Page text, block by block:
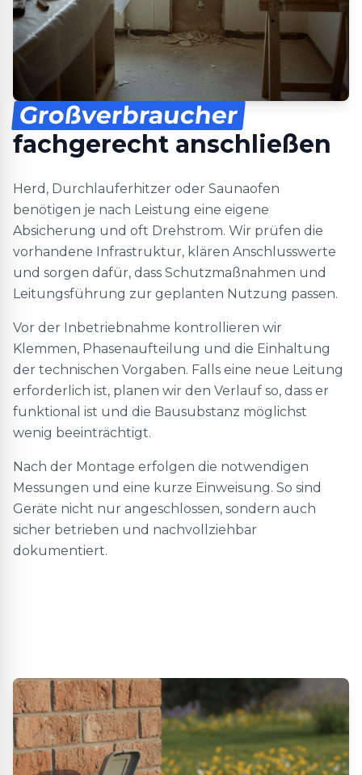
Großverbraucher
fachgerecht anschließen
Herd, Durchlauferhitzer oder Saunaofen
benötigen je nach Leistung eine eigene
Absicherung und oft Drehstrom. Wir prüfen die
vorhandene Infrastruktur, klären Anschlusswerte
und sorgen dafür, dass Schutzmaßnahmen und
Leitungsführung zur geplanten Nutzung passen.
Vor der Inbetriebnahme kontrollieren wir
Klemmen, Phasenaufteilung und die Einhaltung
der technischen Vorgaben. Falls eine neue Leitung
erforderlich ist, planen wir den Verlauf so, dass er
funktional ist und die Bausubstanz möglichst
wenig beeinträchtigt.
Nach der Montage erfolgen die notwendigen
Messungen und eine kurze Einweisung. So sind
Geräte nicht nur angeschlossen, sondern auch
sicher betrieben und nachvollziehbar
dokumentiert.